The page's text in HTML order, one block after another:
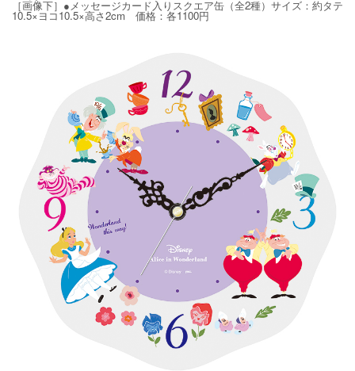
［画像下］●メッセージカード入りスクエア缶（全2種）サイズ：約タテ
10.5×ヨコ10.5×高さ2cm 価格：各1100円